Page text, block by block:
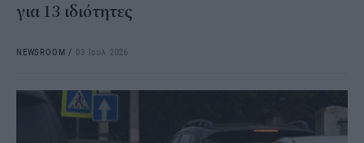
για 13 ιδιότητες
NEWSROOM / 03 Ιουλ 2026